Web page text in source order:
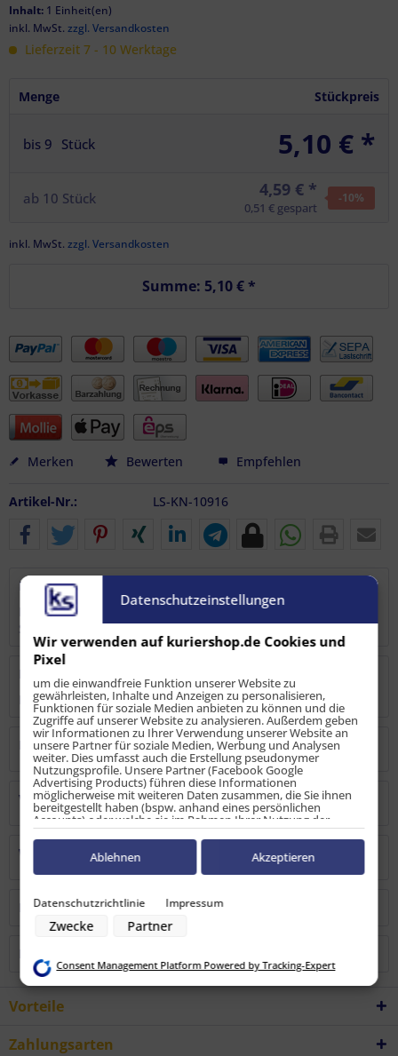
Inhalt: 1 Einheit(en)
inkl. MwSt. zzgl. Versandkosten
Lieferzeit 7 - 10 Werktage
Menge Stückpreis
bis 9 Stück 5,10 € *
ab 10 Stück 4,59 € *
0,51 € gespart
-10%
inkl. MwSt. zzgl. Versandkosten
Summe: 5,10 €*
Merken Bewerten Empfehlen
Artikel-Nr.: LS-KN-10916
Beschreibung
Das sollte in keinem Transporter fehlen - der Kantenschutz.
Stabiler Kantenschutzecke...mehr
Bewertungen lesen, schreiben und diskutieren...mehr
Hersteller
Verantwortliche Person
Warn-/Sicherheitshinweise
Kunden kauften auch
Vorteile
Zahlungsarten
Datenschutzeinstellungen
Wir verwenden auf kuriershop.de Cookies und
Pixel
um die einwandfreie Funktion unserer Website zu
gewährleisten, Inhalte und Anzeigen zu personalisieren,
Funktionen für soziale Medien anbieten zu können und die
Zugriffe auf unserer Website zu analysieren. Außerdem geben
wir Informationen zu Ihrer Verwendung unserer Website an
unsere Partner für soziale Medien, Werbung und Analysen
weiter. Dies umfasst auch die Erstellung pseudonymer
Nutzungsprofile. Unsere Partner (Facebook Google
Advertising Products) führen diese Informationen
möglicherweise mit weiteren Daten zusammen, die Sie ihnen
bereitgestellt haben (bspw. anhand eines persönlichen
Accounts) oder welche sie im Rahmen Ihrer Nutzung der
Dienste gesammelt haben (bspw. Nutzungsdaten anderer
Geräte). Ihre Einwilligung zur Nutzung von Cookies und Pixeln
können Sie jederzeit widerrufen, indem Sie auf den
Datenschutz-Button links unten klicken und dort die
Zwecke der Datenverarbeitung durch unsere Partner:
Speichern von oder Zugriff auf Informationen auf einem Endgerät
Verwendung von Profilen zur Auswahl personalisierter Werbung
Messung der Werbeleistung
Daten aus verschiedenen Quellen
Datenschutzrichtlinie Impressum
Zwecke Partner
Ablehnen Akzeptieren
Consent Management Platform Powered by Tracking-Expert